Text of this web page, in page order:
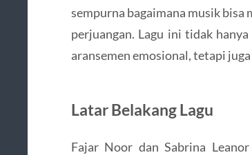
sempurna bagaimana musik bisa
perjuangan. Lagu ini tidak
aransemen emosional, tetapi
Latar Belakang Lagu
Fajar Noor dan Sabrina